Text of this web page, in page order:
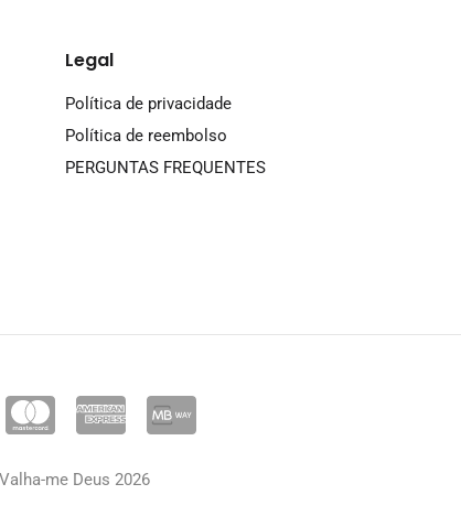
Legal
Política de privacidade
Política de reembolso
PERGUNTAS FREQUENTES
me Deus 2026